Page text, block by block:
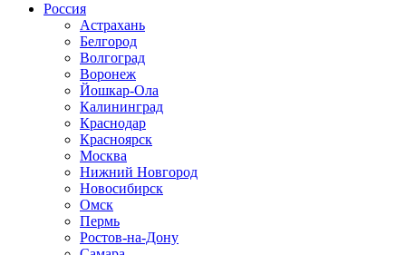
Россия
Астрахань
Белгород
Волгоград
Воронеж
Йошкар-Ола
Калининград
Краснодар
Красноярск
Москва
Нижний Новгород
Новосибирск
Омск
Пермь
Ростов-на-Дону